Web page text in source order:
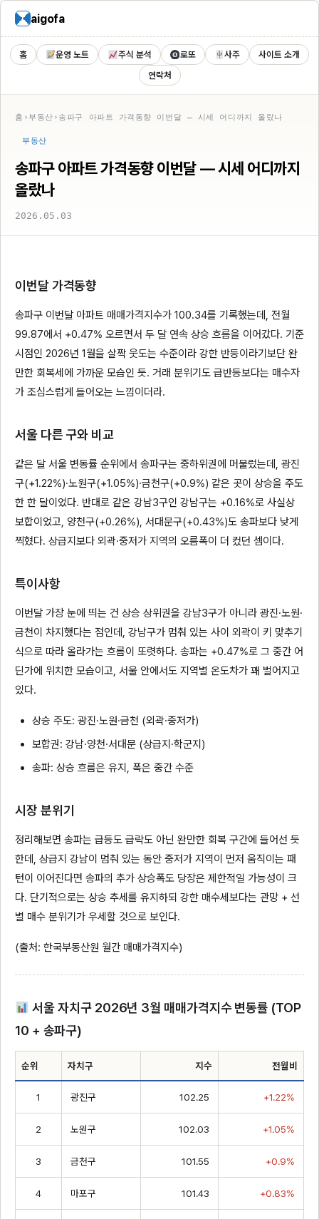
aigofa
홈 운영 노트 주식 분석 로또 사주
사이트 소개
연락처
홈 › 부동산 › 송파구 아파트 가격동향 이번달 — 시세 어디까지 올랐나
부동산
송파구 아파트 가격동향 이번달 — 시세 어디까지
올랐나
2026.05.03
이번달 가격동향
송파구 이번달 아파트 매매가격지수가 100.34를 기록했는데, 전월
99.87에서 +0.47% 오르면서 두 달 연속 상승 흐름을 이어갔다. 기준
시점인 2026년 1월을 살짝 웃도는 수준이라 강한 반등이라기보단 완
만한 회복세에 가까운 모습인 듯. 거래 분위기도 급반등보다는 매수자
가 조심스럽게 들어오는 느낌이더라.
서울 다른 구와 비교
같은 달 서울 변동률 순위에서 송파구는 중하위권에 머물렀는데, 광진
구(+1.22%)·노원구(+1.05%)·금천구(+0.9%) 같은 곳이 상승을 주도
한 한 달이었다. 반대로 같은 강남3구인 강남구는 +0.16%로 사실상
보합이었고, 양천구(+0.26%), 서대문구(+0.43%)도 송파보다 낮게
찍혔다. 상급지보다 외곽·중저가 지역의 오름폭이 더 컸던 셈이다.
특이사항
이번달 가장 눈에 띄는 건 상승 상위권을 강남3구가 아니라 광진·노원·
금천이 차지했다는 점인데, 강남구가 멈춰 있는 사이 외곽이 키 맞추기
식으로 따라 올라가는 흐름이 또렷하다. 송파는 +0.47%로 그 중간 어
딘가에 위치한 모습이고, 서울 안에서도 지역별 온도차가 꽤 벌어지고
있다.
상승 주도: 광진·노원·금천 (외곽·중저가)
보합권: 강남·양천·서대문 (상급지·학군지)
송파: 상승 흐름은 유지, 폭은 중간 수준
시장 분위기
정리해보면 송파는 급등도 급락도 아닌 완만한 회복 구간에 들어선 듯
한데, 상급지 강남이 멈춰 있는 동안 중저가 지역이 먼저 움직이는 패
턴이 이어진다면 송파의 추가 상승폭도 당장은 제한적일 가능성이 크
다. 단기적으로는 상승 추세를 유지하되 강한 매수세보다는 관망 + 선
별 매수 분위기가 우세할 것으로 보인다.
(출처: 한국부동산원 월간 매매가격지수)
서울 자치구 2026년 3월 매매가격지수 변동률 (TOP
10 + 송파구)
순위 자치구 지수 전월비
1 광진구 102.25 +1.22%
2 노원구 102.03 +1.05%
3 금천구 101.55 +0.9%
4 마포구 101.43 +0.83%